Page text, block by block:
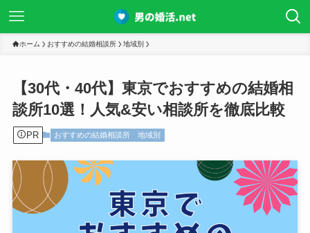
ホーム おすすめの結婚相談所 地域別
【30代・40代】東京でおすすめの結婚相
談所10選！人気&安い相談所を徹底比較
PR おすすめの結婚相談所 地域別